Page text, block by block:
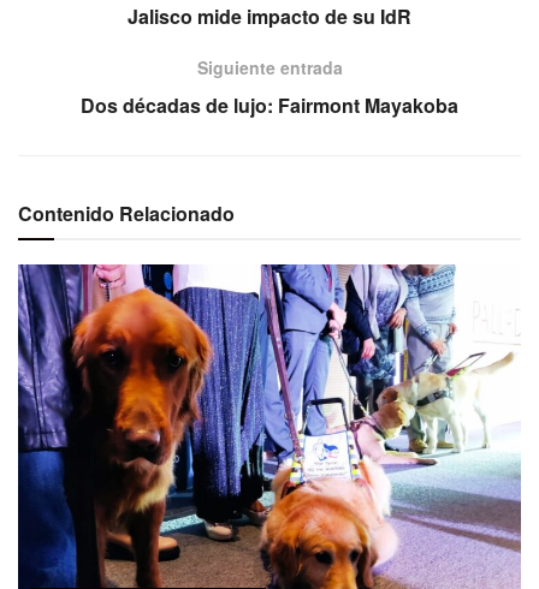
Jalisco mide impacto de su IdR
Siguiente entrada
Dos décadas de lujo: Fairmont Mayakoba
Contenido Relacionado